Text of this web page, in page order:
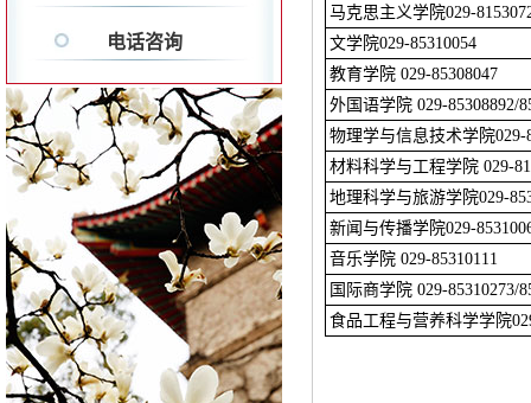
电话咨询
马克思主义学院029-
文学院029-85310054
教育学院 029-85308047
外国语学院 029-85308892/
物理学与信息技术学院029-
材料科学与工程学院 029-
地理科学与旅游学院029-
新闻与传播学院029-
音乐学院 029-85310111
国际商学院 029-85310273/
食品工程与营养科学学院